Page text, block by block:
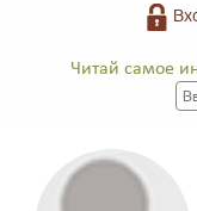
Читай самое